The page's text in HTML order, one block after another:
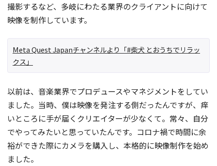
撮影するなど、多岐にわたる業界のクライアントに向けて
映像を制作しています。
Meta Quest Japanチャンネルより「#柴犬 とおうちでリラッ
クス」
以前は、音楽業界でプロデュースやマネジメントをしてい
ました。当時、僕は映像を発注する側だったんですが、痒
いところに手が届くクリエイターが少なくて。常々、自分
でやってみたいと思っていたんです。コロナ禍で時間に余
裕ができた際にカメラを購入し、本格的に映像制作を始め
ました。